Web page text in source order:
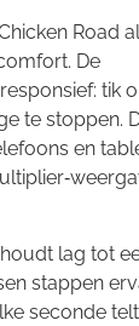
Road
De
tik
te stoppen.
en
lag tot
stappen
seconde